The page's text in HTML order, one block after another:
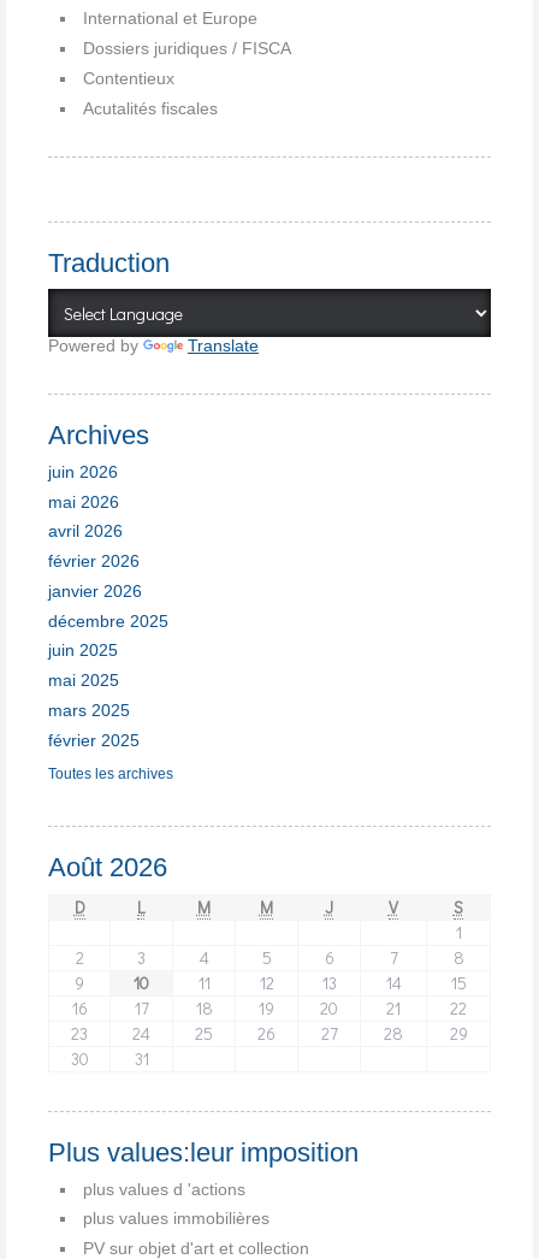
International et Europe
Dossiers juridiques / FISCA
Contentieux
Acutalités fiscales
Traduction
Powered by Translate
Archives
juin 2026
mai 2026
avril 2026
février 2026
janvier 2026
décembre 2025
juin 2025
mai 2025
mars 2025
février 2025
Toutes les archives
Août 2026
D L M M J V
S
1
2
3 4 5 6 7
8
9
10 11 12 13 14
15
16
17 18 19 20 21
22
23
24 25 26 27 28
29
30
31
Plus values:leur imposition
plus values d 'actions
plus values immobilières
PV sur objet d'art et collection